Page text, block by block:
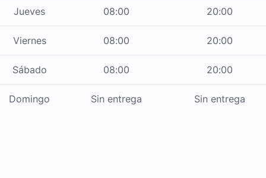
Jueves 08:00 20:00
Viernes 08:00 20:00
Sábado 08:00 20:00
Domingo Sin entrega Sin entrega